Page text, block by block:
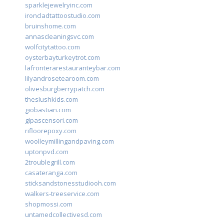
sparklejewelryinc.com
ironcladtattoostudio.com
bruinshome.com
annascleaningsvc.com
wolfcitytattoo.com
oysterbayturkeytrot.com
lafronterarestauranteybar.com
lilyandrosetearoom.com
olivesburgberrypatch.com
theslushkids.com
giobastian.com
glpascensori.com
rifloorepoxy.com
woolleymillingandpaving.com
uptonpvd.com
2troublegrill.com
casateranga.com
sticksandstonesstudiooh.com
walkers-treeservice.com
shopmossi.com
untamedcollectivesd.com